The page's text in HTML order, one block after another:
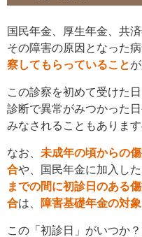
国民年金、厚生年金、共
その障害の原因となった
察してもらっていること
この診察を初めて受けた
診断で異常がみつかった
みなされることもありま
なお、 未成年の頃からの
合や、国民年金に加入した
までの間に初診日のある
合は、 障害基礎年金の対象
この「初診日」がいつか